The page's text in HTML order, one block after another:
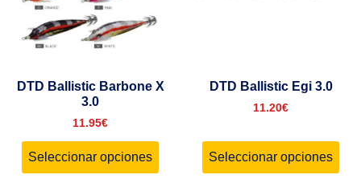
DTD Ballistic Barbone X
3.0
11.95€
Seleccionar opciones
DTD Ballistic Egi 3.0
11.20€
Seleccionar opciones